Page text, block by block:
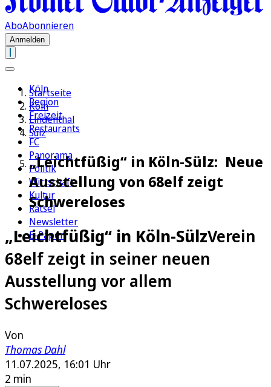
AboAbonnieren
Anmelden
Köln
Region
Freizeit
Restaurants
FC
Panorama
Politik
Wirtschaft
Kultur
Rätsel
Newsletter
E-Paper
Startseite
Köln
Lindenthal
Sülz
„Leichtfüßig“ in Köln-Sülz: Neue
Ausstellung von 68elf zeigt
Schwereloses
„Leichtfüßig“ in Köln-SülzVerein
68elf zeigt in seiner neuen
Ausstellung vor allem
Schwereloses
Von
Thomas Dahl
11.07.2025, 16:01 Uhr
2 min